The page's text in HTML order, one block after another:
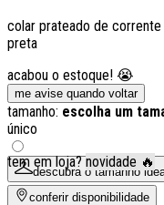
colar prateado de
preta
acabou o estoque! 😭
me avise quando voltar
tamanho: escolha um
único
descubra o tamanho
tem em loja? novidade 🔥
conferir disponibilidade